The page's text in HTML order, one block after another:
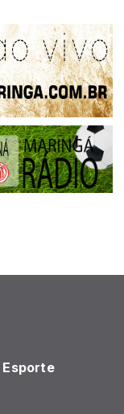
Esporte